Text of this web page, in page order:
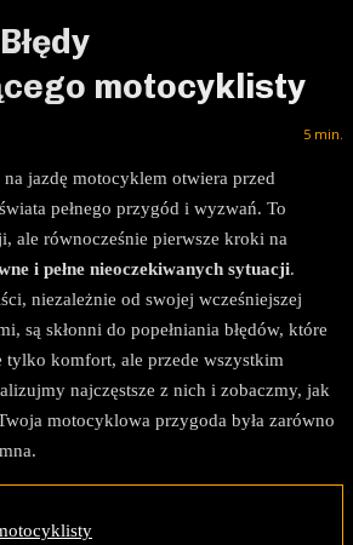
motocyklisty
5 min.
jazdę motocyklem otwiera przed
pełnego przygód i wyzwań. To
ale równocześnie pierwsze kroki na
i pełne nieoczekiwanych sytuacji.
niezależnie od swojej wcześniejszej
są skłonni do popełniania błędów, które
tylko komfort, ale przede wszystkim
najczęstsze z nich i zobaczmy, jak
motocyklowa przygoda była zarówno